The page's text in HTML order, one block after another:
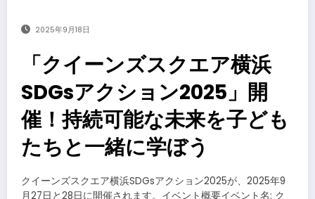
2025年9月18日
「クイーンズスクエア横浜
SDGsアクション2025」開
催！持続可能な未来を子ども
たちと一緒に学ぼう
クイーンズスクエア横浜SDGsアクション2025が、2025年9
月27日と28日に開催されます。イベント概要イベント名: ク